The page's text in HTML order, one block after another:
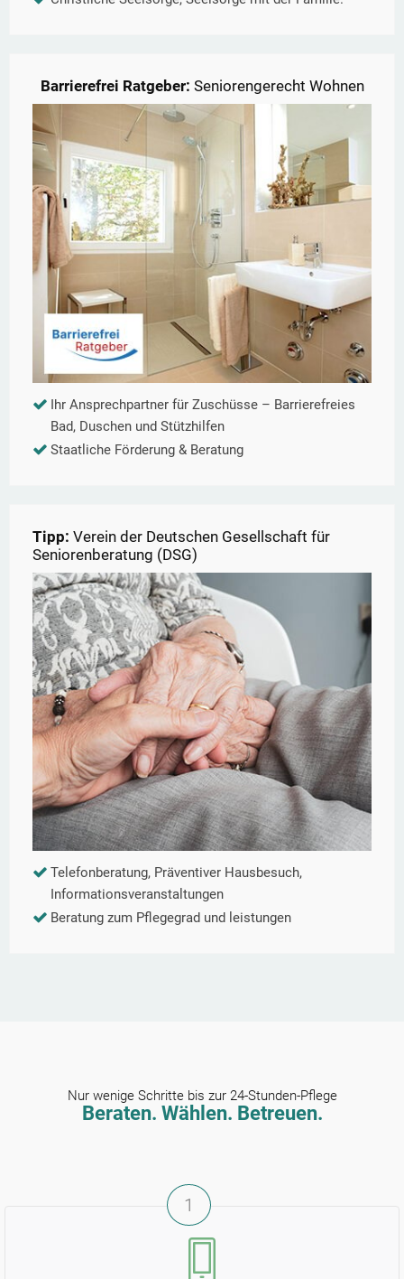
Barrierefrei Ratgeber: Seniorengerecht Wohnen
Ihr Ansprechpartner für Zuschüsse – Barrierefreies
Bad, Duschen und Stützhilfen
Staatliche Förderung & Beratung
Tipp: Verein der Deutschen Gesellschaft für
Seniorenberatung (DSG)
Telefonberatung, Präventiver Hausbesuch,
Informationsveranstaltungen
Beratung zum Pflegegrad und leistungen
Nur wenige Schritte bis zur 24-Stunden-Pflege
Beraten. Wählen. Betreuen.
1